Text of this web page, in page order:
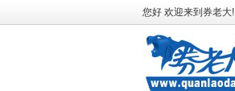
您好 欢迎来到券老大!